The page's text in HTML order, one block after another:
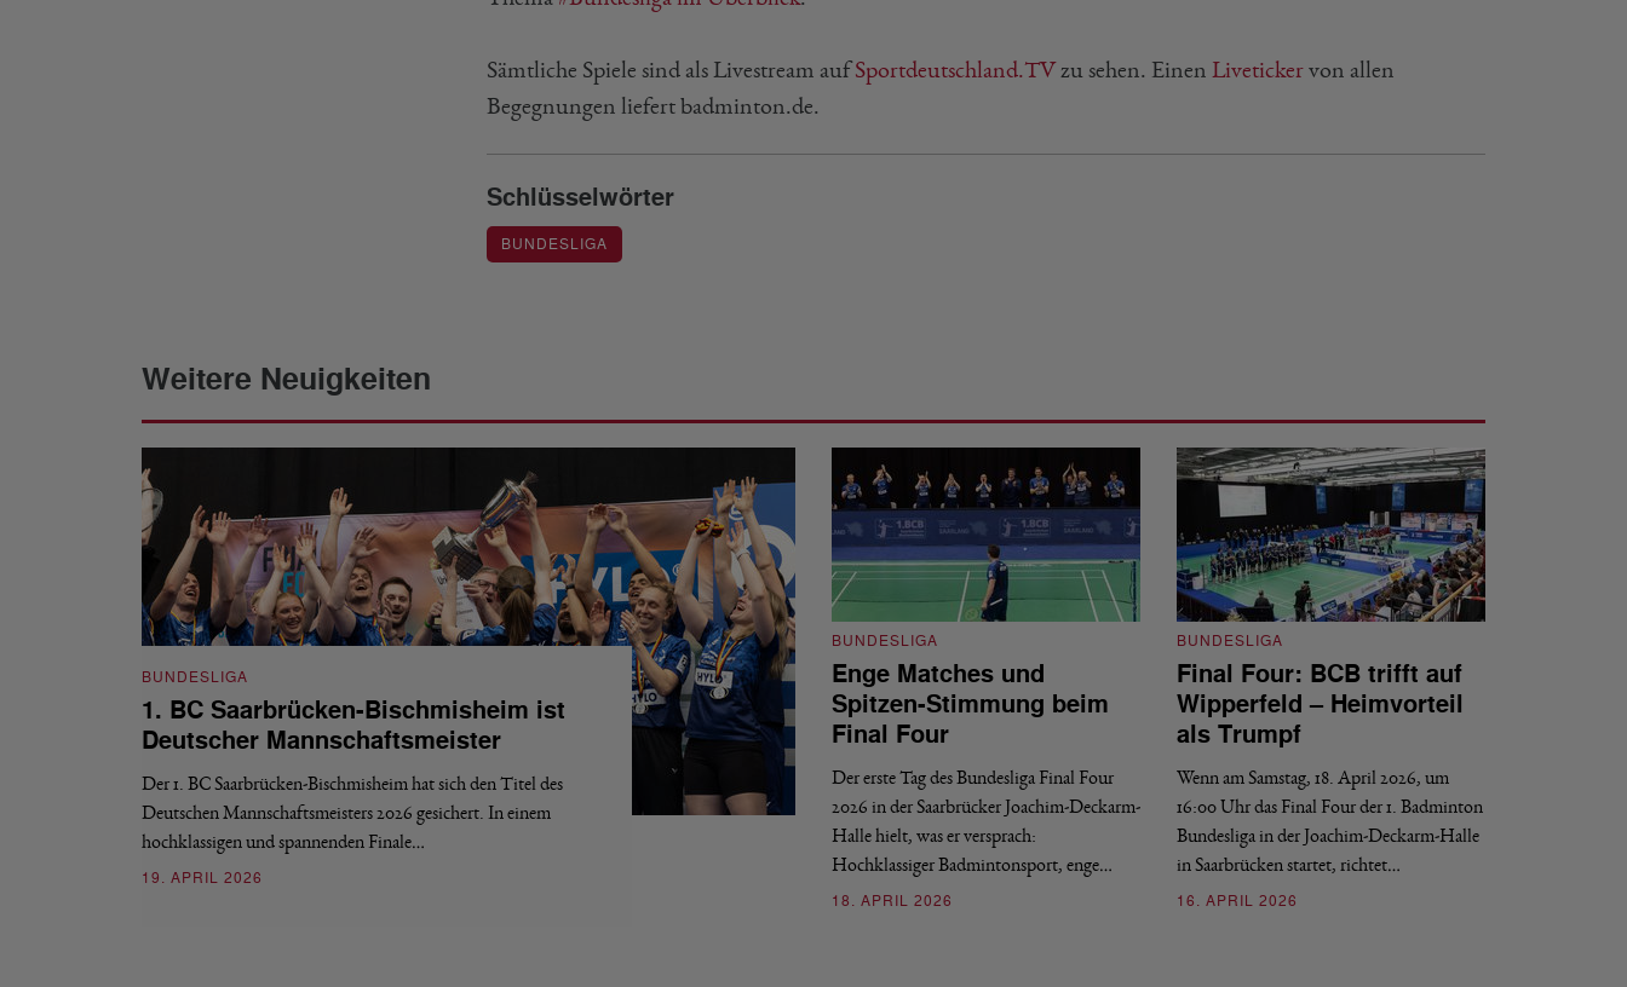
Sämtliche Spiele sind als Livestream aufSportdeutschland.TVzu sehen. Einen Liveticker von allen
Begegnungen liefert badminton.de.
Schlüsselwörter
BUNDESLIGA
Weitere Neuigkeiten
BUNDESLIGA
1. BC Saarbrücken-Bischmisheim ist
Deutscher Mannschaftsmeister
Der 1. BC Saarbrücken-Bischmisheim hat sich den Titel des
Deutschen Mannschaftsmeisters 2026 gesichert. In einem
hochklassigen und spannenden Finale…
19. APRIL 2026
BUNDESLIGA
Enge Matches und
Spitzen-Stimmung beim
Final Four
Der erste Tag des Bundesliga Final Four
2026 in der Saarbrücker Joachim-Deckarm-
Halle hielt, was er versprach:
Hochklassiger Badmintonsport, enge…
18. APRIL 2026
BUNDESLIGA
Final Four: BCB trifft auf
Wipperfeld – Heimvorteil
als Trumpf
Wenn am Samstag, 18. April 2026, um
16:00 Uhr das Final Four der 1. Badminton
Bundesliga in der Joachim-Deckarm-Halle
in Saarbrücken startet, richtet…
16. APRIL 2026